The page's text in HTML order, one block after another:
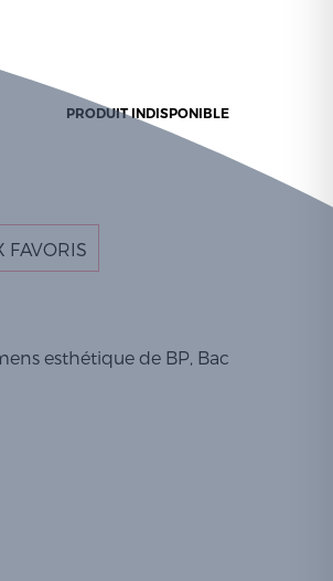
PRODUIT INDISPONIBLE
FAVORIS
esthétique de BP, Bac